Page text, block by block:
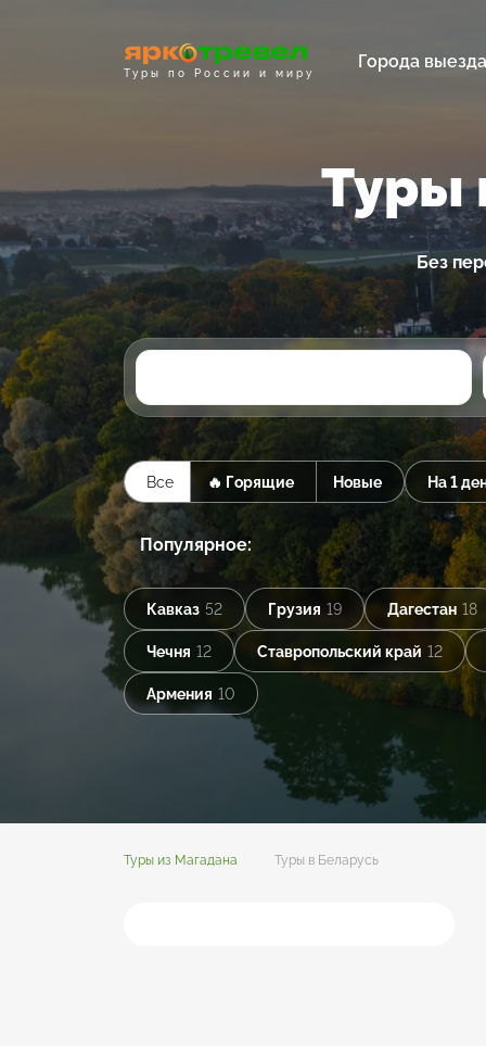
Туры по России и миру
Города выезда
Туры
Без
Все 🔥 Горящие Новые На 1
Популярное:
Кавказ 52 Грузия 19 Дагестан 18
Чечня 12 Ставропольский край 12
Армения 10
Туры из Магадана Туры в Беларусь